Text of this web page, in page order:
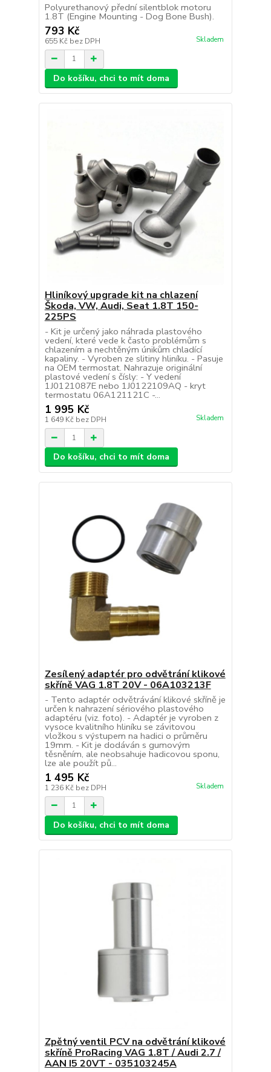
Polyurethanový přední silentblok motoru
1.8T (Engine Mounting - Dog Bone Bush).
793 Kč
655 Kč bez DPH Skladem
Do košíku, chci to mít doma
Hliníkový upgrade kit na chlazení
Škoda, VW, Audi, Seat 1.8T 150-
225PS
- Kit je určený jako náhrada plastového
vedení, které vede k často problémům s
chlazením a nechtěným únikům chladící
kapaliny. - Vyroben ze slitiny hliníku. - Pasuje
na OEM termostat. Nahrazuje originální
plastové vedení s čísly: - Y vedení
1J0121087E nebo 1J0122109AQ - kryt
termostatu 06A121121C -...
1 995 Kč
1 649 Kč bez DPH Skladem
Do košíku, chci to mít doma
Zesílený adaptér pro odvětrání klikové
skříně VAG 1.8T 20V - 06A103213F
- Tento adaptér odvětrávání klikové skříně je
určen k nahrazení sériového plastového
adaptéru (viz. foto). - Adaptér je vyroben z
vysoce kvalitního hliníku se závitovou
vložkou s výstupem na hadici o průměru
19mm. - Kit je dodáván s gumovým
těsněním, ale neobsahuje hadicovou sponu,
lze ale použít pů...
1 495 Kč
1 236 Kč bez DPH Skladem
Do košíku, chci to mít doma
Zpětný ventil PCV na odvětrání klikové
skříně ProRacing VAG 1.8T / Audi 2.7 /
AAN I5 20VT - 035103245A